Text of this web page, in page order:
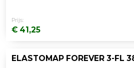
Prijs:
€ 41,25